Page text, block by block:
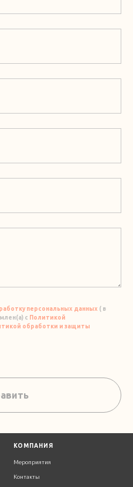
персональных данных ( в
с Политикой
обработки и защиты
КОМПАНИЯ
Мероприятия
Контакты